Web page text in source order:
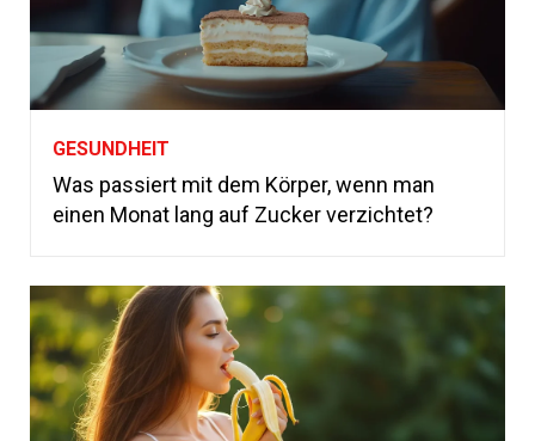
GESUNDHEIT
Was passiert mit dem Körper, wenn man
einen Monat lang auf Zucker verzichtet?